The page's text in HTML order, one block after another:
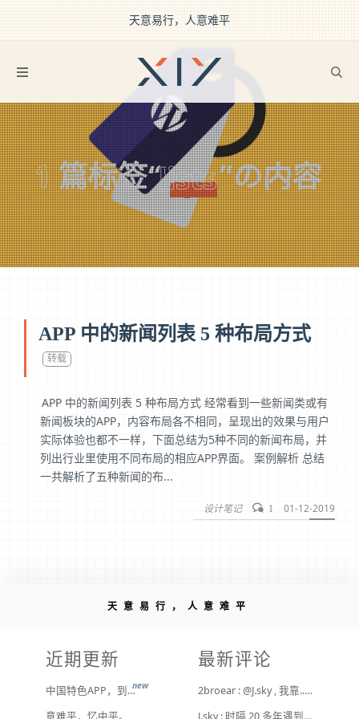
天意易行，人意难平
2BROEAR の lists Tag
1篇标签“lists”の内容
APP 中的新闻列表 5 种布局方式
转载
APP 中的新闻列表 5 种布局方式 经常看到一些新闻类或有
新闻板块的APP，内容布局各不相同，呈现出的效果与用户
实际体验也都不一样，下面总结为5种不同的新闻布局，并
列出行业里使用不同布局的相应APP界面。 案例解析 总结
一共解析了五种新闻的布...
设计笔记 1 01-12-2019
天意易行，人意难平
近期更新
中国特色APP，到底谁来治？new
意难平，忆中平。
最新评论
2broear : @J.sky , 我靠.. 心情复杂 [ Emoji Image ]
J.sky : 时隔 20 多年遇到前任，你猜会是什么感觉？前几天和老婆去超市，巧不巧老婆去看其他商品了，就这么两分钟的功夫，我和前任迎面相遇，我看了一眼她，她也看到我了，谁都没说话，我感觉她恐慌的逃走了。我们擦肩而过，按道理这个年龄本不应该两个人单独在超市相遇，除非单身。所以，我猜她离婚了？搞不好她可能以为我也离婚了？哈哈哈